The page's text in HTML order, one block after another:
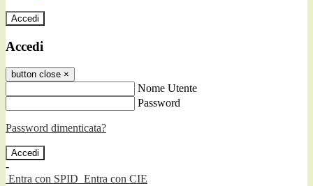
Accedi
Accedi
button close ×
Nome Utente
Password
Password dimenticata?
-
Entra con SPID Entra con CIE